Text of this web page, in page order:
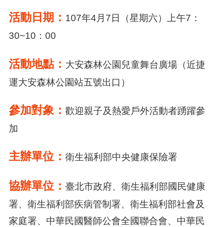
活動日期： 107年4月7日（星期六）上午7：
30~10：00
活動地點： 大安森林公園兒童舞台廣場（近捷
運大安森林公園站五號出口）
參加對象： 歡迎親子及熱愛戶外活動者踴躍參
加
主辦單位： 衛生福利部中央健康保險署
協辦單位： 臺北市政府、衛生福利部國民健康
署、衛生福利部疾病管制署、衛生福利部社會及
家庭署、中華民國醫師公會全國聯合會、中華民